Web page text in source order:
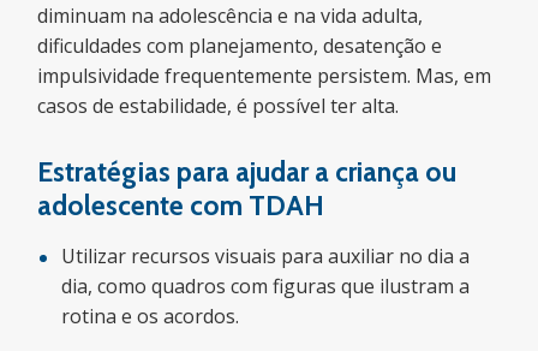
diminuam na adolescência e na vida adulta,
dificuldades com planejamento, desatenção e
impulsividade frequentemente persistem. Mas, em
casos de estabilidade, é possível ter alta.
Estratégias para ajudar a criança ou
adolescente com TDAH
Utilizar recursos visuais para auxiliar no dia a
dia, como quadros com figuras que ilustram a
rotina e os acordos.